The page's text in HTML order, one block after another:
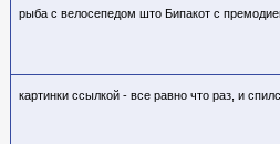
рыба с велосепедом што Бипакот с
картинки ссылкой - все равно что раз, и